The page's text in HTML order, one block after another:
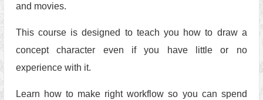
and movies.
This course is designed to teach you how to draw a
concept character even if you have little or no
experience with it.
Learn how to make right workflow so you can spend